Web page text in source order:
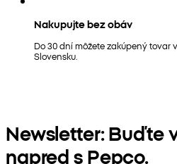
Nakupujte bez obáv
Do 30 dní môžete zakúpený tovar
Slovensku.
Newsletter: Buďte
napred s Pepco.